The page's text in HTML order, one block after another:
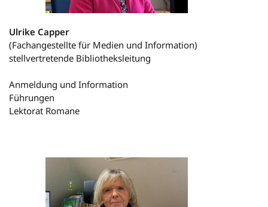
Ulrike Capper
(Fachangestellte für Medien und Information)
stellvertretende Bibliotheksleitung
Anmeldung und Information
Führungen
Lektorat Romane